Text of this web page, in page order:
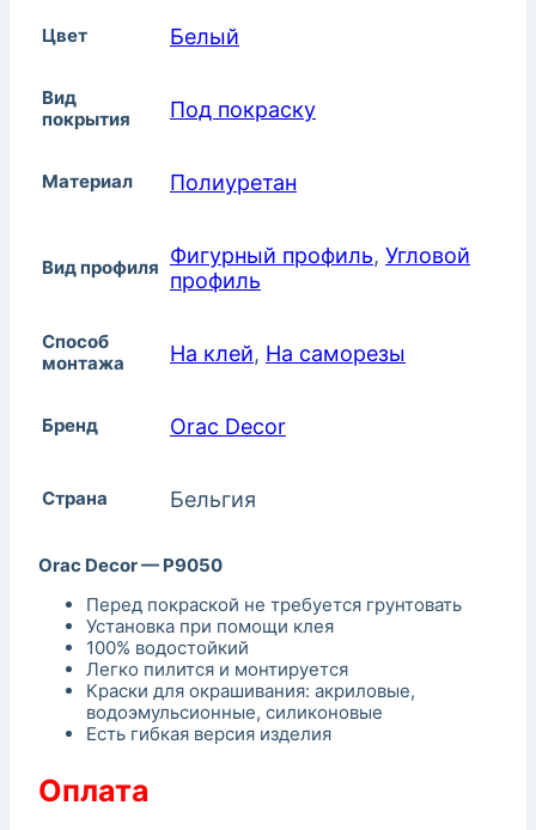
Цвет Белый
Вид
покрытия
Под покраску
Материал Полиуретан
Вид профиля Фигурный профиль, Угловой
профиль
Способ
монтажа
На клей, На саморезы
Бренд Orac Decor
Страна Бельгия
Orac Decor — P9050
Перед покраской не требуется грунтовать
Установка при помощи клея
100% водостойкий
Легко пилится и монтируется
Краски для окрашивания: акриловые,
водоэмульсионные, силиконовые
Есть гибкая версия изделия
Оплата